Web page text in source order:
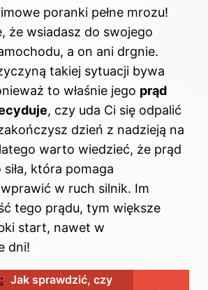
poranki pełne mrozu!
że wsiadasz do swojego
a on ani drgnie.
takiej sytuacji bywa
to właśnie jego prąd
, czy uda Ci się odpalić
dzień z nadzieją na
warto wiedzieć, że prąd
która pomaga
w ruch silnik. Im
tego prądu, tym większe
start, nawet w
dni!
Jak sprawdzić, czy